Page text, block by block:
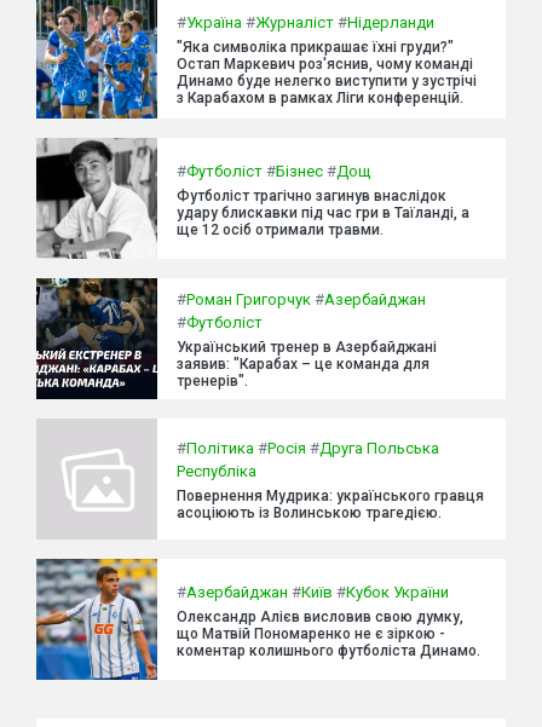
#Україна #Журналіст #Нідерланди
"Яка символіка прикрашає їхні груди?"
Остап Маркевич роз'яснив, чому команді
Динамо буде нелегко виступити у зустрічі
з Карабахом в рамках Ліги конференцій.
#Футболіст #Бізнес #Дощ
Футболіст трагічно загинув внаслідок
удару блискавки під час гри в Таїланді, а
ще 12 осіб отримали травми.
#Роман Григорчук #Азербайджан
#Футболіст
Український тренер в Азербайджані
заявив: "Карабах – це команда для
тренерів".
#Політика #Росія #Друга Польська
Республіка
Повернення Мудрика: українського гравця
асоціюють із Волинською трагедією.
#Азербайджан #Київ #Кубок України
Олександр Алієв висловив свою думку,
що Матвій Пономаренко не є зіркою -
коментар колишнього футболіста Динамо.